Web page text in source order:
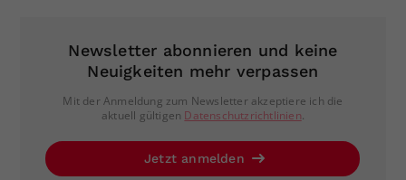
Newsletter abonnieren und keine
Neuigkeiten mehr verpassen
Mit der Anmeldung zum Newsletter akzeptiere ich die
aktuell gültigen Datenschutzrichtlinien.
Jetzt anmelden